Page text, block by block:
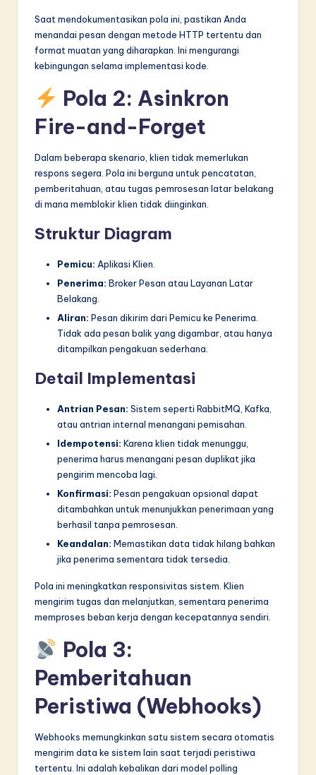
Saat mendokumentasikan pola ini, pastikan Anda
menandai pesan dengan metode HTTP tertentu dan
format muatan yang diharapkan. Ini mengurangi
kebingungan selama implementasi kode.
Pola 2: Asinkron
Fire-and-Forget
Dalam beberapa skenario, klien tidak memerlukan
respons segera. Pola ini berguna untuk pencatatan,
pemberitahuan, atau tugas pemrosesan latar belakang
di mana memblokir klien tidak diinginkan.
Struktur Diagram
Pemicu: Aplikasi Klien.
Penerima: Broker Pesan atau Layanan Latar
Belakang.
Aliran: Pesan dikirim dari Pemicu ke Penerima.
Tidak ada pesan balik yang digambar, atau hanya
ditampilkan pengakuan sederhana.
Detail Implementasi
Antrian Pesan: Sistem seperti RabbitMQ, Kafka,
atau antrian internal menangani pemisahan.
Idempotensi: Karena klien tidak menunggu,
penerima harus menangani pesan duplikat jika
pengirim mencoba lagi.
Konfirmasi: Pesan pengakuan opsional dapat
ditambahkan untuk menunjukkan penerimaan yang
berhasil tanpa pemrosesan.
Keandalan: Memastikan data tidak hilang bahkan
jika penerima sementara tidak tersedia.
Pola ini meningkatkan responsivitas sistem. Klien
mengirim tugas dan melanjutkan, sementara penerima
memproses beban kerja dengan kecepatannya sendiri.
Pola 3:
Pemberitahuan
Peristiwa (Webhooks)
Webhooks memungkinkan satu sistem secara otomatis
mengirim data ke sistem lain saat terjadi peristiwa
tertentu. Ini adalah kebalikan dari model polling